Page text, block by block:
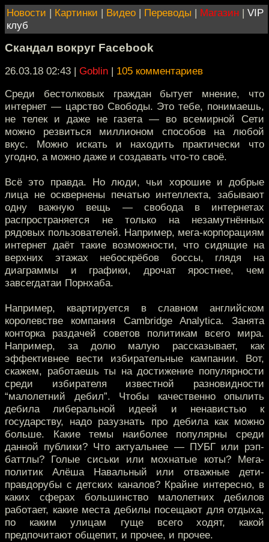
Новости | Картинки | Видео | Переводы | Магазин | VIP
клуб
Cкандал вокруг Facebook
26.03.18 02:43 | Goblin | 105 комментариев
Среди бестолковых граждан бытует мнение, что
интернет — царство Свободы. Это тебе, понимаешь,
не телек и даже не газета — во всемирной Сети
можно резвиться миллионом способов на любой
вкус. Можно искать и находить практически что
угодно, а можно даже и создавать что-то своё.
Всё это правда. Но люди, чьи хорошие и добрые
лица не осквернены печатью интеллекта, забывают
одну важную вещь — свобода в интернетах
распространяется не только на незамутнённых
рядовых пользователей. Например, мега-корпорациям
интернет даёт такие возможности, что сидящие на
верхних этажах небоскрёбов боссы, глядя на
диаграммы и графики, дрочат яростнее, чем
завсегдатаи Порнхаба.
Например, квартируется в славном английском
королевстве компания Cambridge Analytica. Занята
конторка раздачей советов политикам всего мира.
Например, за долю малую рассказывает, как
эффективнее вести избирательные кампании. Вот,
скажем, работаешь ты на достижение популярности
среди избирателя известной разновидности
“малолетний дебил”. Чтобы качественно опылить
дебила либеральной идеей и ненавистью к
государству, надо разузнать про дебила как можно
больше. Какие темы наиболее популярны среди
данной публики? Что актуальнее — ПУБГ или рэп-
баттлы? Голые сиськи или мохнатые коты? Мега-
политик Алёша Навальный или отважные дети-
правдорубы с детских каналов? Крайне интересно, в
каких сферах большинство малолетних дебилов
работает, какие места дебилы посещают для отдыха,
по каким улицам гуще всего ходят, какой
предпочитают общепит, и прочее, и прочее.